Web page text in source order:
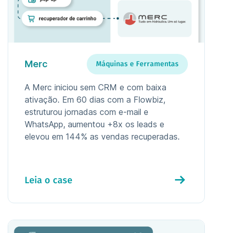
Merc Máquinas e Ferramentas
A Merc iniciou sem CRM e com baixa
ativação. Em 60 dias com a Flowbiz,
estruturou jornadas com e-mail e
WhatsApp, aumentou +8x os leads e
elevou em 144% as vendas recuperadas.
Leia o case